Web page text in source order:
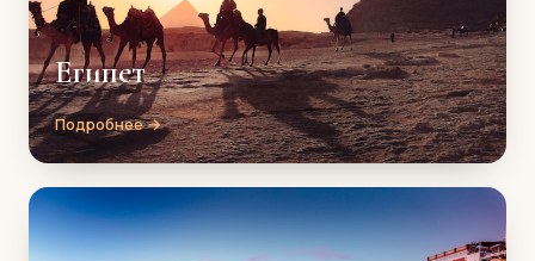
Египет
Подробнее →